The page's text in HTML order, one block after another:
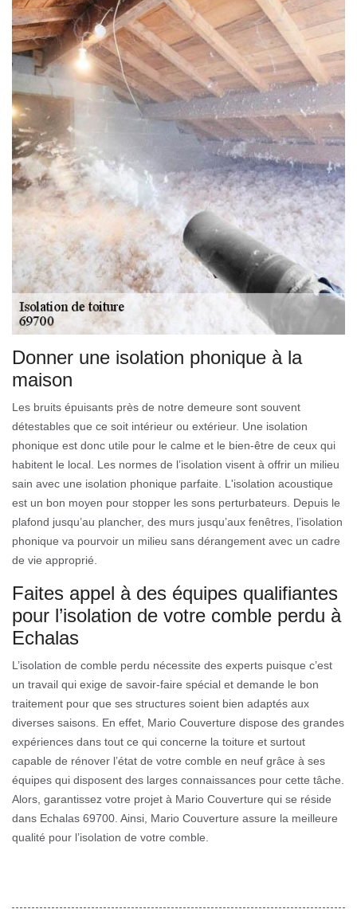
Donner une isolation phonique à la
maison
Les bruits épuisants près de notre demeure sont souvent
détestables que ce soit intérieur ou extérieur. Une isolation
phonique est donc utile pour le calme et le bien-être de ceux qui
habitent le local. Les normes de l’isolation visent à offrir un milieu
sain avec une isolation phonique parfaite. L'isolation acoustique
est un bon moyen pour stopper les sons perturbateurs. Depuis le
plafond jusqu’au plancher, des murs jusqu’aux fenêtres, l’isolation
phonique va pourvoir un milieu sans dérangement avec un cadre
de vie approprié.
Faites appel à des équipes qualifiantes
pour l’isolation de votre comble perdu à
Echalas
L’isolation de comble perdu nécessite des experts puisque c’est
un travail qui exige de savoir-faire spécial et demande le bon
traitement pour que ses structures soient bien adaptés aux
diverses saisons. En effet, Mario Couverture dispose des grandes
expériences dans tout ce qui concerne la toiture et surtout
capable de rénover l’état de votre comble en neuf grâce à ses
équipes qui disposent des larges connaissances pour cette tâche.
Alors, garantissez votre projet à Mario Couverture qui se réside
dans Echalas 69700. Ainsi, Mario Couverture assure la meilleure
qualité pour l’isolation de votre comble.